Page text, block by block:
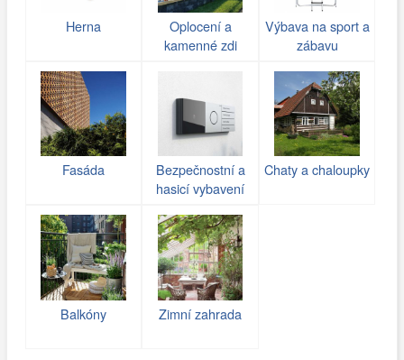
Herna
Oplocení a
kamenné zdi
Výbava na sport a
zábavu
Fasáda
Bezpečnostní a
hasicí vybavení
Chaty a chaloupky
Balkóny Zimní zahrada